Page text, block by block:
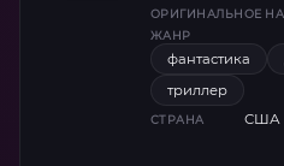
ОРИГИНАЛЬНОЕ
ЖАНР
фантастика
триллер
СТРАНА США